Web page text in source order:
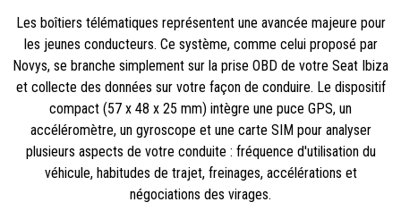
Les boîtiers télématiques représentent une avancée majeure pour
les jeunes conducteurs. Ce système, comme celui proposé par
Novys, se branche simplement sur la prise OBD de votre Seat Ibiza
et collecte des données sur votre façon de conduire. Le dispositif
compact (57 x 48 x 25 mm) intègre une puce GPS, un
accéléromètre, un gyroscope et une carte SIM pour analyser
plusieurs aspects de votre conduite : fréquence d'utilisation du
véhicule, habitudes de trajet, freinages, accélérations et
négociations des virages.